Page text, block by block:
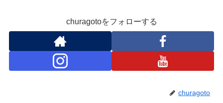
churagotoをフォローする
churagoto